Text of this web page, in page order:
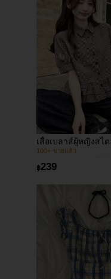
เสื้อเบลาส์ผู้หญิงสไ
ฤดูใบไม้ผลิ/ฤดูร้อนใ
ชิคและหรูหรา
100+ ขายแล้ว
100+ ขายแล้ว
฿239